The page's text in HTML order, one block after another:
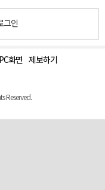
그인
PC화면 제보하기
Reserved.